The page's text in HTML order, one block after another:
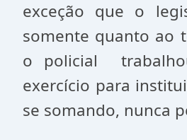
exceção que o
somente quanto ao
o policial
exercício para
se somando, nunca